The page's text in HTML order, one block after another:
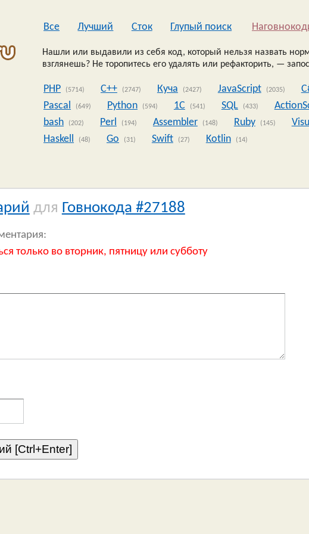
Все Лучший Сток Глупый поиск
Нашли или выдавили из себя код, который нельзя назвать
взглянешь? Не торопитесь его удалять или рефакторить, —
PHP (5714) C++ (2747) Куча (2427) JavaScript (2035)
Pascal (649) Python (594) 1C (541) SQL (433)
bash (202) Perl (194) Assembler (148) Ruby (145)
Haskell (48) Go (31) Swift (27) Kotlin (14)
для Говнокода #27188
только во вторник, пятницу или субботу